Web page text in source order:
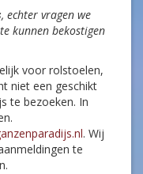
, echter vragen we
kunnen bekostigen
voor rolstoelen,
niet een geschikt
te bezoeken. In
. Wij
te